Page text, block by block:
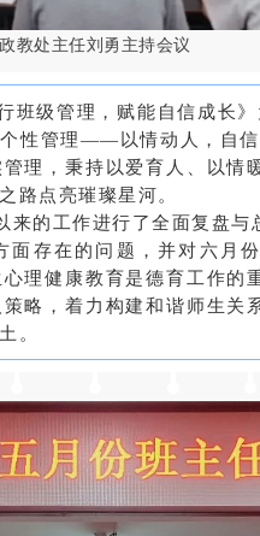
政教处主任刘勇主持会议
班级管理，赋能自信成长》
性管理——以情动人，自信
理，秉持以爱育人、以情
路点亮璀璨星河。
来的工作进行了全面复盘与
面存在的问题，并对六月
理健康教育是德育工作的
略，着力构建和谐师生关
。